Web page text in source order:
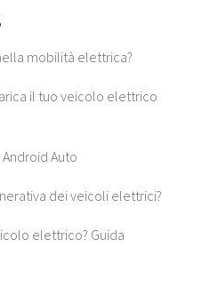
mobilità elettrica?
il tuo veicolo elettrico
Auto
dei veicoli elettrici?
elettrico? Guida